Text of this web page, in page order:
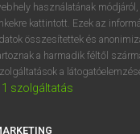
VAN ELŐFIZETÉSED?
megtekintéséhez.
használatának
kattintott. Ezek az
összesítettek és
a harmadik féltől
a
1 szolgáltatás
a s d f
í y x